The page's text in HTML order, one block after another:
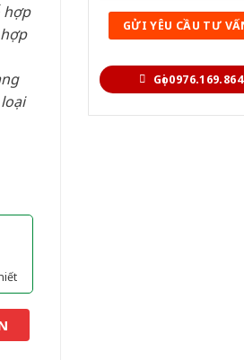
Gọi 0976.169.864
hợp